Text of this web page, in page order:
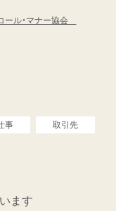
ール・マナー協会
事 取引先
ます